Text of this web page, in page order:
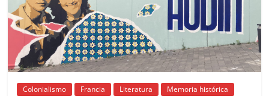
Colonialismo Francia Literatura Memoria histórica